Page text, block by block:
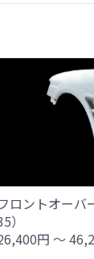
ロントオーバ
）
円 ～